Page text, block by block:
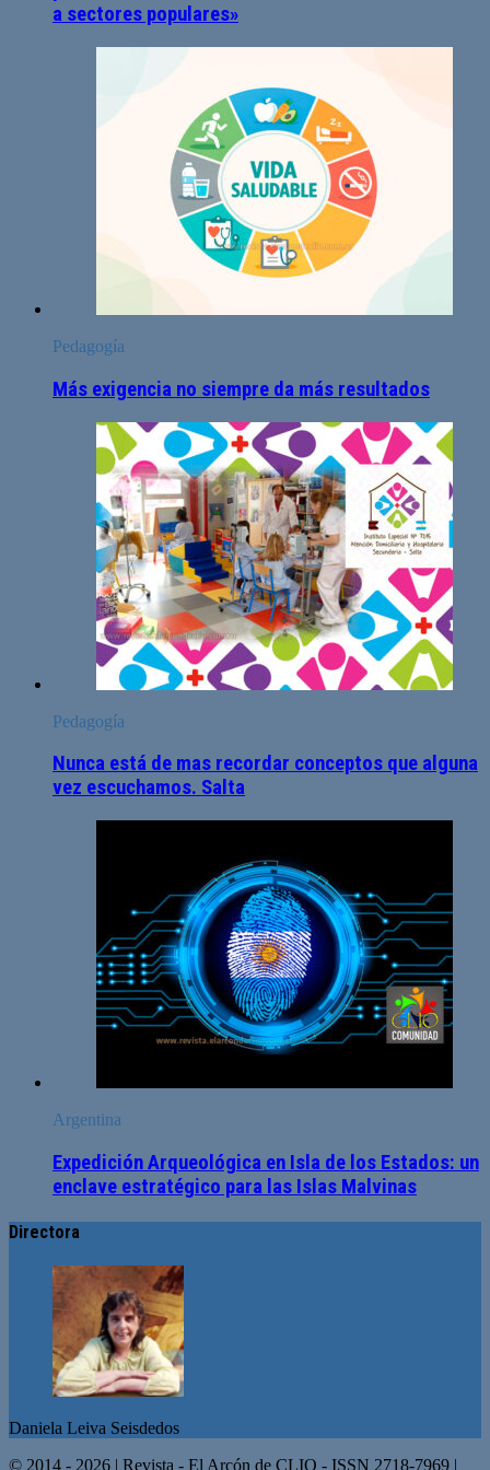
a sectores populares»
Pedagogía
Más exigencia no siempre da más resultados
Pedagogía
Nunca está de mas recordar conceptos que alguna
vez escuchamos. Salta
Argentina
Expedición Arqueológica en Isla de los Estados: un
enclave estratégico para las Islas Malvinas
Directora
Daniela Leiva Seisdedos
© 2014 - 2026 | Revista - El Arcón de CLIO - ISSN 2718-7969 |